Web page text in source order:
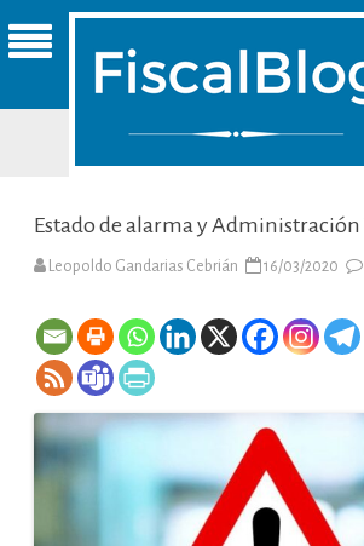
Estado de alarma y
Leopoldo Gandarias Cebrián 16/03/2020